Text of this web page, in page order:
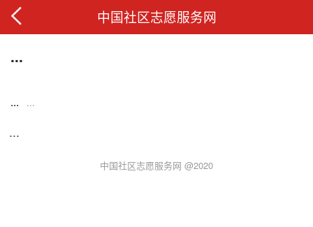
中国社区志愿服务网
...
... ...
...
中国社区志愿服务网 @2020